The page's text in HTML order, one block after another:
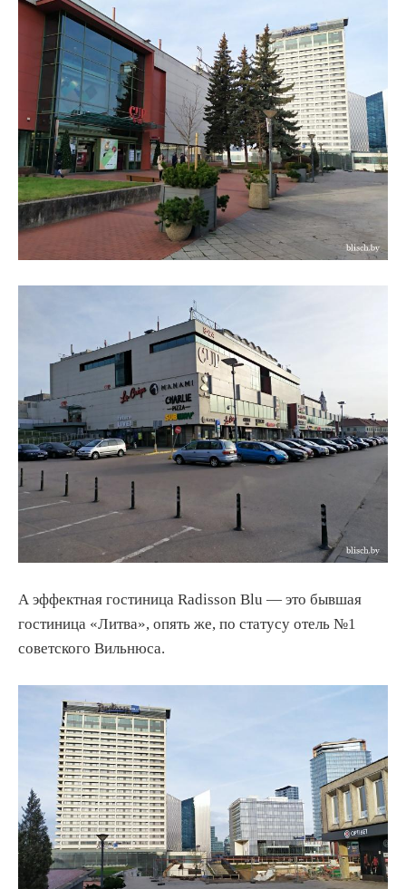
А эффектная гостиница Radisson Blu — это бывшая
гостиница «Литва», опять же, по статусу отель №1
советского Вильнюса.